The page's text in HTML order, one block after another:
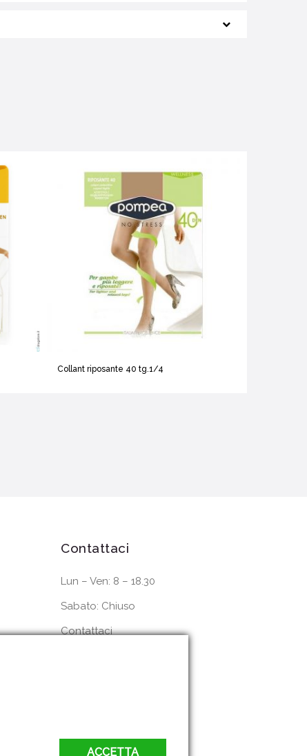
Collant riposante 40 tg.1/4
Contattaci
Lun – Ven: 8 – 18.30
Sabato: Chiuso
Contattaci
ACCETTA